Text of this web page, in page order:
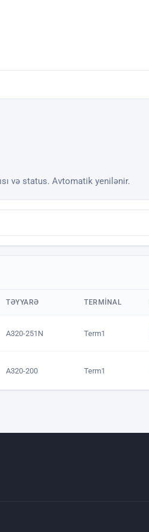
və status. Avtomatik yenilənir.
TƏYYARƏ TERMINAL
A320-251N Term1
A320-200 Term1